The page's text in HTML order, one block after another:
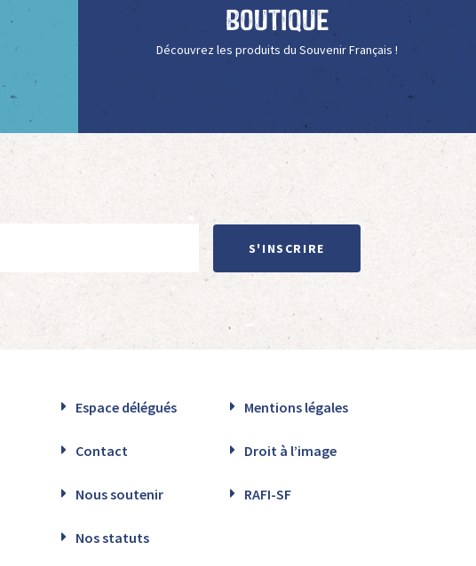
Boutique
Découvrez les produits du Souvenir Français !
S'INSCRIRE
Espace délégués Mentions légales
Contact Droit à l’image
Nous soutenir RAFI-SF
Nos statuts